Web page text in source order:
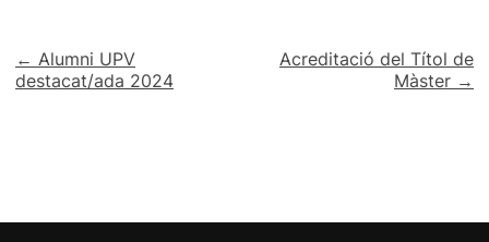
Navegació
d'entrades
← Alumni UPV
destacat/ada 2024
Acreditació del Títol de
Màster →